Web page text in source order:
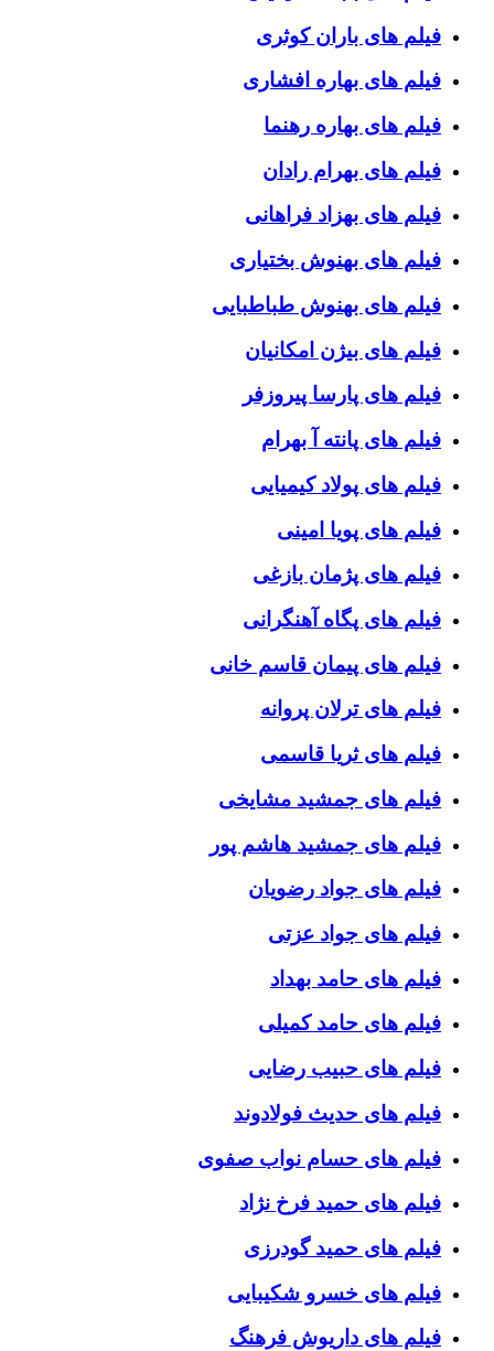
فیلم های باران کوثری
فیلم های بهاره افشاری
فیلم های بهاره رهنما
فیلم های بهرام رادان
فیلم های بهزاد فراهانی
فیلم های بهنوش بختیاری
فیلم های بهنوش طباطبایی
فیلم های بیژن امکانیان
فیلم های پارسا پیروزفر
فیلم های پانته آ بهرام
فیلم های پولاد کیمیایی
فیلم های پویا امینی
فیلم های پژمان بازغی
فیلم های پگاه آهنگرانی
فیلم های پیمان قاسم خانی
فیلم های ترلان پروانه
فیلم های ثریا قاسمی
فیلم های جمشید مشایخی
فیلم های جمشید هاشم پور
فیلم های جواد رضویان
فیلم های جواد عزتی
فیلم های حامد بهداد
فیلم های حامد کمیلی
فیلم های حبیب رضایی
فیلم های حدیث فولادوند
فیلم های حسام نواب صفوی
فیلم های حمید فرخ نژاد
فیلم های حمید گودرزی
فیلم های خسرو شکیبایی
فیلم های داریوش فرهنگ